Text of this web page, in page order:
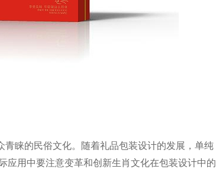
青睐的民俗文化。随着礼品包装设计的发展，单纯
应用中要注意变革和创新生肖文化在包装设计中的